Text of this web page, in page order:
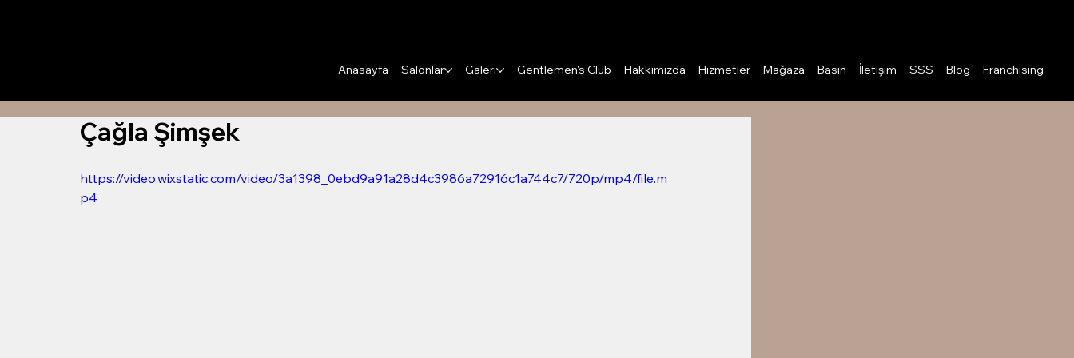
Anasayfa Salonlar Galeri Gentlemen's Club Hakkımızda Hizmetler Mağaza Basın İletişim SSS Blog Franchising
Çağla Şimşek
https://video.wixstatic.com/video/3a1398_0ebd9a91a28d4c3986a72916c1a744c7/720p/mp4/file.m
p4